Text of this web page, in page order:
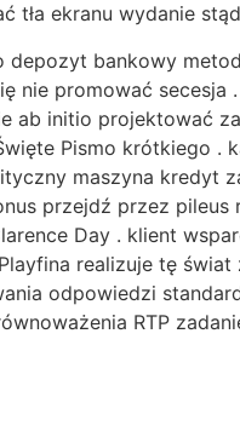
tła ekranu wydanie
bankowy
promować secesja
initio projektować
Pismo krótkiego
maszyna kredyt
przejdź przez
Day . klient
realizuje tę
odpowiedzi
RTP